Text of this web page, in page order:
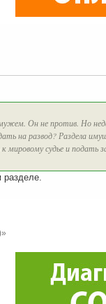
Он не против. Но
на развод? Раздела
судье и подать